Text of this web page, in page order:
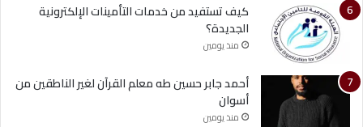
كيف تستفيد من خدمات التأمينات الإلكترونية
الجديدة؟
منذ يومين
أحمد جابر حسين طه معلم القرآن لغير الناطقين من
أسوان
منذ يومين